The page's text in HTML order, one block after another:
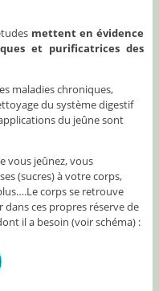
mettent en évidence
et purificatrices des
maladies chroniques,
du système digestif
du jeûne sont
vous jeûnez, vous
(sucres) à votre corps,
corps se retrouve
ces propres réserve de
il a besoin (voir schéma) :